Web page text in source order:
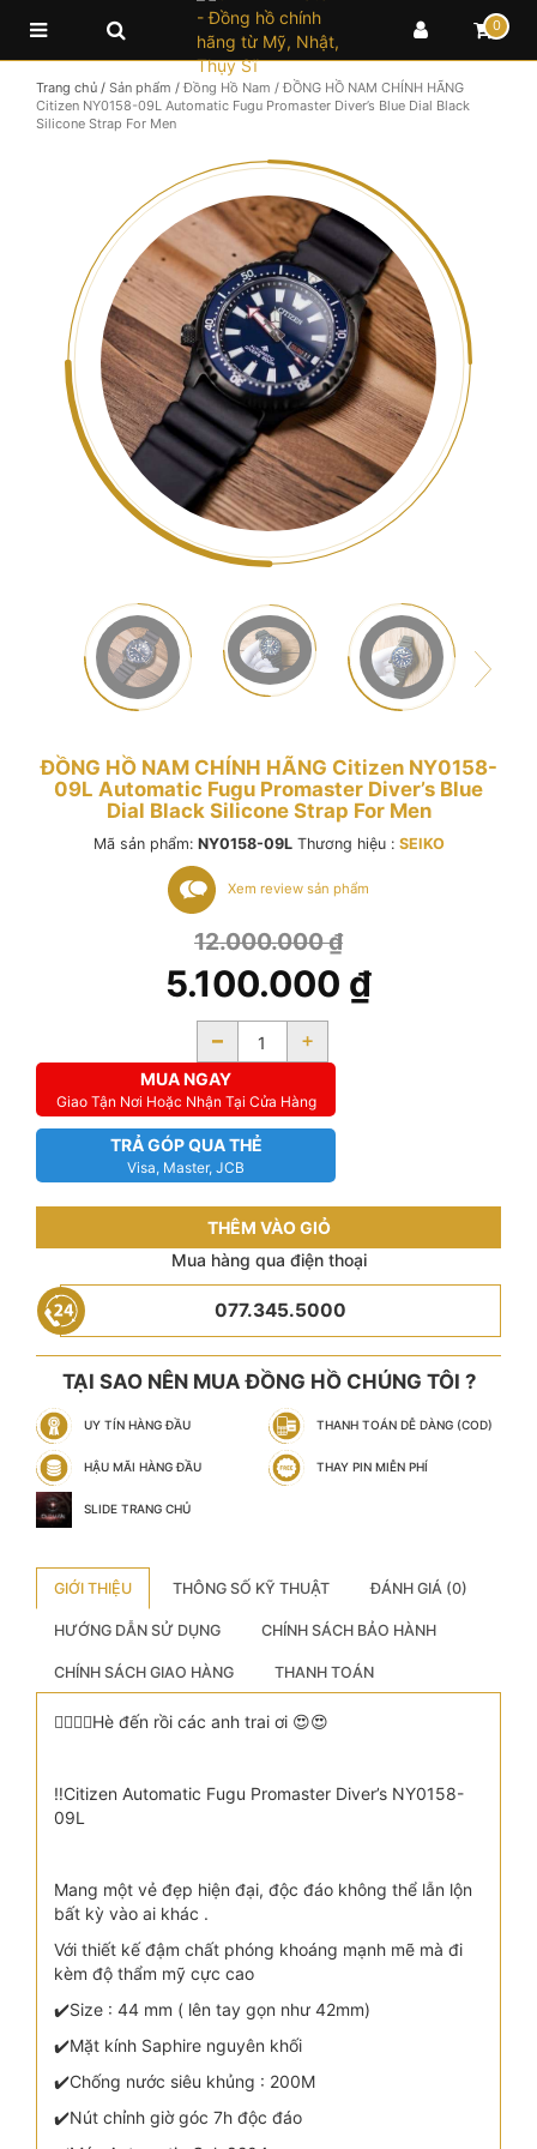
0
Trang chủ / Sản phẩm / Đồng Hồ Nam / ĐỒNG HỒ NAM CHÍNH HÃNG
Citizen NY0158-09L Automatic Fugu Promaster Diver’s Blue Dial Black
Silicone Strap For Men
ĐỒNG HỒ NAM CHÍNH HÃNG Citizen NY0158-
09L Automatic Fugu Promaster Diver’s Blue
Dial Black Silicone Strap For Men
Mã sản phẩm: NY0158-09L Thương hiệu : SEIKO
Xem review sản phẩm
12.000.000₫
5.100.000 ₫
- +
MUA NGAY
Giao Tận Nơi Hoặc Nhận Tại Cửa Hàng
TRẢ GÓP QUA THẺ
Visa, Master, JCB
THÊM VÀO GIỎ
Mua hàng qua điện thoại
077.345.5000
TẠI SAO NÊN MUA ĐỒNG HỒ CHÚNG TÔI ?
UY TÍN HÀNG ĐẦU THANH TOÁN DỄ DÀNG (COD)
HẬU MÃI HÀNG ĐẦU THAY PIN MIỄN PHÍ
SLIDE TRANG CHỦ
GIỚI THIỆU THÔNG SỐ KỸ THUẬT ĐÁNH GIÁ (0)
HƯỚNG DẪN SỬ DỤNG CHÍNH SÁCH BẢO HÀNH
CHÍNH SÁCH GIAO HÀNG THANH TOÁN
🏊‍♂️🏊‍♂️Hè đến rồi các anh trai ơi 😍😍
‼️Citizen Automatic Fugu Promaster Diver’s NY0158-
09L
Mang một vẻ đẹp hiện đại, độc đáo không thể lẫn lộn
bất kỳ vào ai khác .
Với thiết kế đậm chất phóng khoáng mạnh mẽ mà đi
kèm độ thẩm mỹ cực cao
✔️Size : 44 mm ( lên tay gọn như 42mm)
✔️Mặt kính Saphire nguyên khối
✔️Chống nước siêu khủng : 200M
✔️Nút chỉnh giờ góc 7h độc đáo